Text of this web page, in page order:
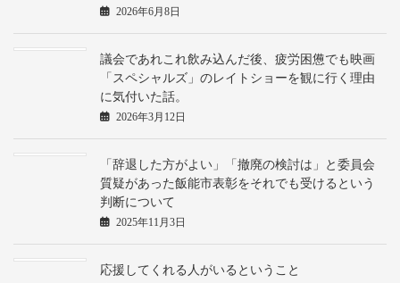
2026年6月8日
議会であれこれ飲み込んだ後、疲労困憊でも映画
「スペシャルズ」のレイトショーを観に行く理由
に気付いた話。
2026年3月12日
「辞退した方がよい」「撤廃の検討は」と委員会
質疑があった飯能市表彰をそれでも受けるという
判断について
2025年11月3日
応援してくれる人がいるということ